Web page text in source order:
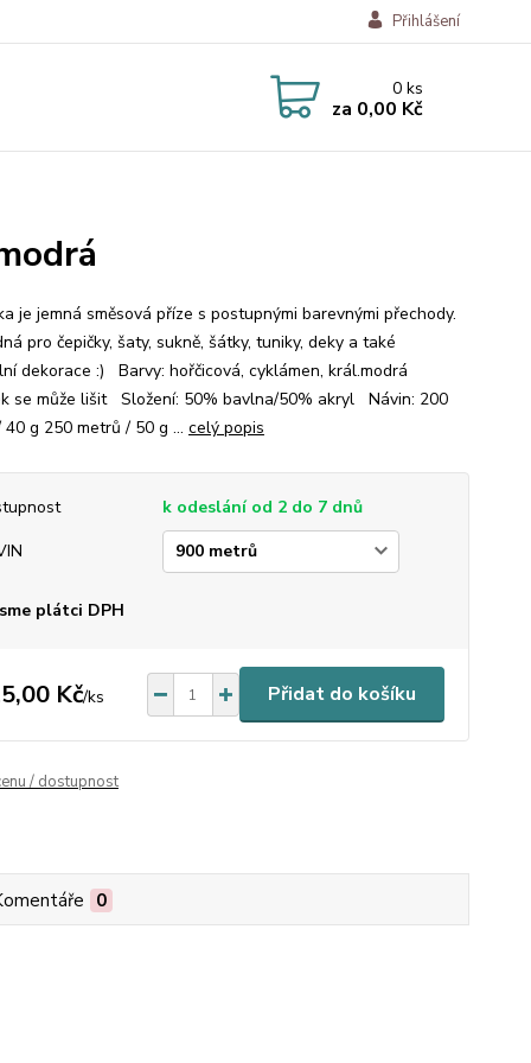
Přihlášení
0ks
za 0,00 Kč
je jemná směsová příze s postupnými barevnými přechody.
pro čepičky, šaty, sukně, šátky, tuniky, deky a také
dekorace :) Barvy: hořčicová, cyklámen, král.modrá
se může lišit Složení: 50% bavlna/50% akryl Návin: 200
g 250 metrů / 50 g ... celý popis
k odeslání od 2 do 7 dnů
plátci DPH
Kč/ks Přidat do košíku
/ dostupnost
0